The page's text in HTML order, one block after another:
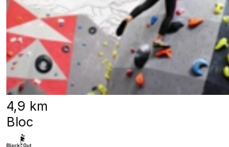
4,9 km
Bloc